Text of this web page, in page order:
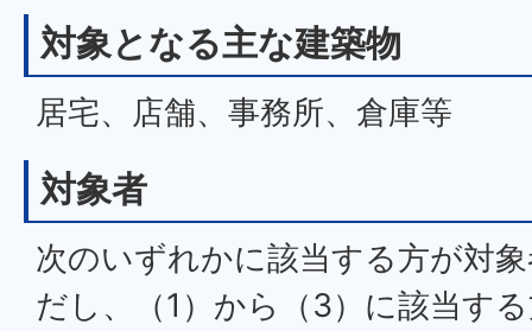
対象となる主な建築物
居宅、店舗、事務所、倉庫等
対象者
次のいずれかに該当する方が対
だし、（1）から（3）に該当す